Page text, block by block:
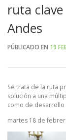
ruta
Andes
PÚBLICADO EN 19
Se trata de la ruta
solución a una
como de desarrollo
martes 18 de